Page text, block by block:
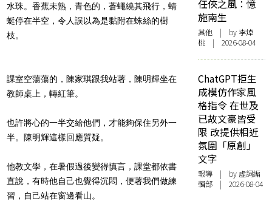
水珠。香蕉未熟，青色的，蒼蠅繞其飛行，蜻
蜓停在半空，令人誤以為是黏附在蛛絲的樹
枝。
課室空蕩蕩的，陳家琪跟我站著，陳明輝坐在
教師桌上，轉紅筆。
也許將心的一半交給他們，才能夠保住另外一
半。陳明輝這樣回應質疑。
他教文學，在暑假過後變得慎言，課堂都依書
直說，有時他自己也覺得沉悶，便著我們做練
習，自己站在窗邊看山。
任俠之風：憶
施南生
其他 | by 李焯
桃 | 2026-08-04
ChatGPT拒生
成模仿作家風
格指令 在世及
已故文豪皆受
限 改提供相近
氛圍「原創」
文字
報導 | by 虛詞編
輯部 | 2026-08-04